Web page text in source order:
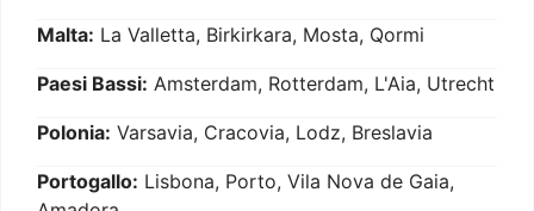
Malta: La Valletta, Birkirkara, Mosta, Qormi
Paesi Bassi: Amsterdam, Rotterdam, L'Aia, Utrecht
Polonia: Varsavia, Cracovia, Lodz, Breslavia
Portogallo: Lisbona, Porto, Vila Nova de Gaia,